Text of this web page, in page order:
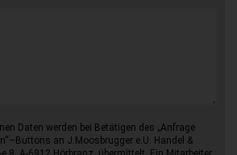
Daten werden bei Betätigen des „Anfrage
an J.Moosbrugger e.U. Handel &